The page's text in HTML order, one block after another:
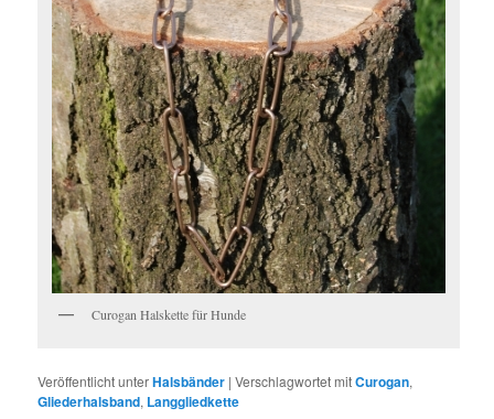
Curogan Halskette für Hunde
Veröffentlicht unterHalsbänder |Verschlagwortet mitCurogan,
Gliederhalsband, Langgliedkette